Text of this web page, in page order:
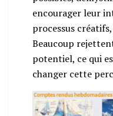
encourager leur
processus
Beaucoup
potentiel, ce qui
changer cette